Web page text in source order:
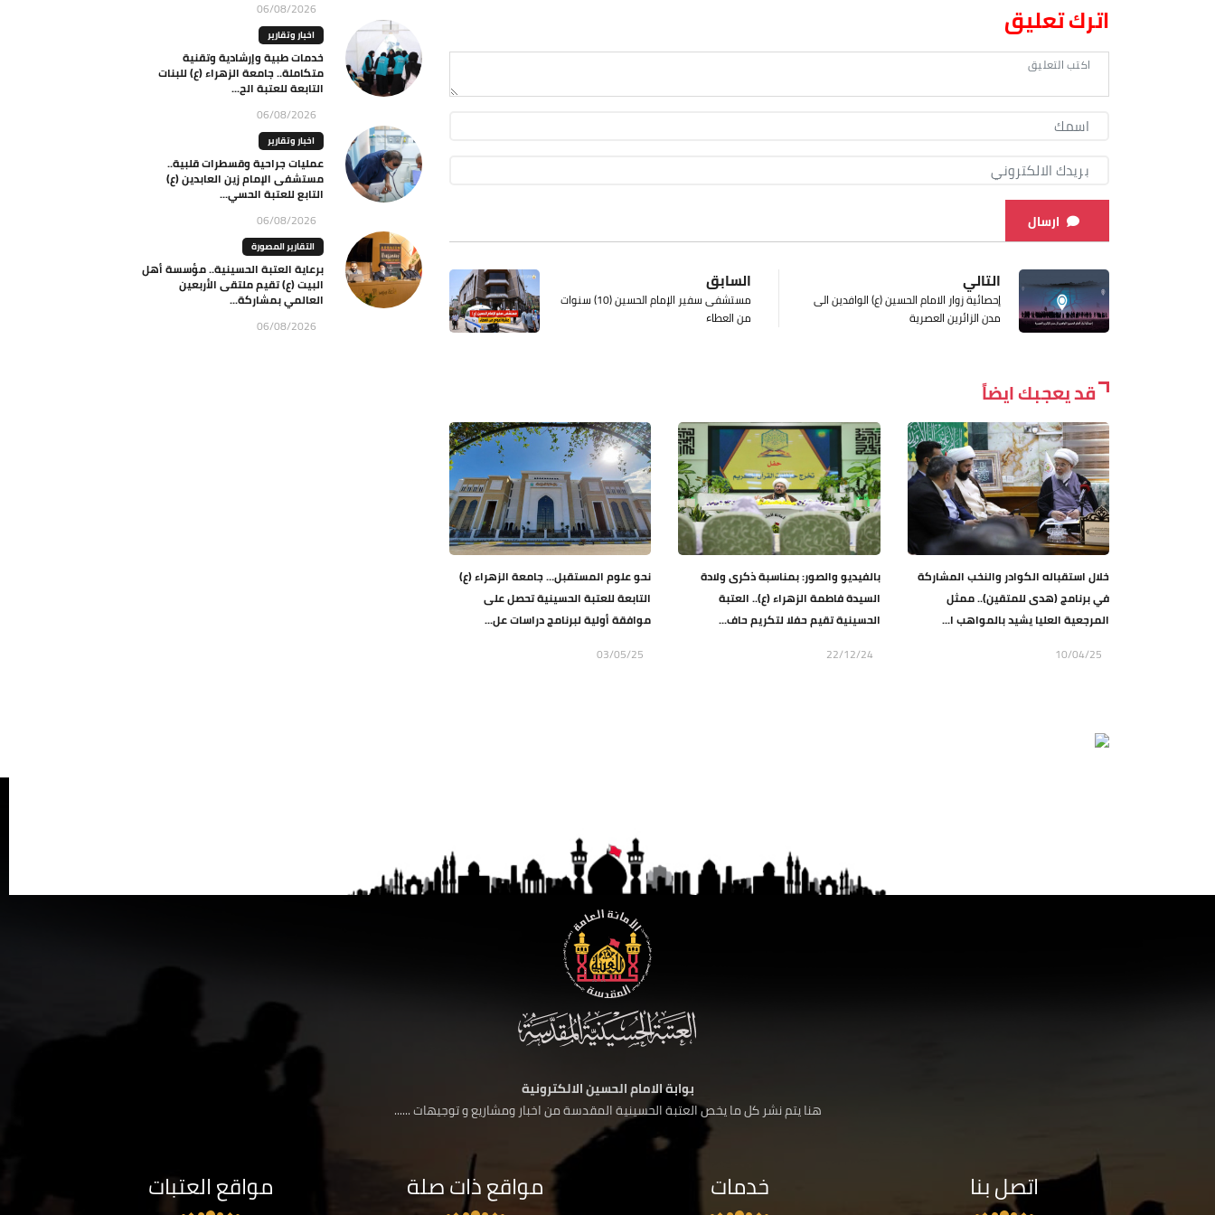
اترك تعليق
ارسال
السابق
مستشفى سفير الإمام الحسين (10) سنوات
من العطاء
التالي
إحصائية زوار الامام الحسين (ع) الوافدين الى
مدن الزائرين العصرية
قد يعجبك ايضاً
خلال استقباله الكوادر والنخب المشاركة
في برنامج (هدى للمتقين).. ممثل
المرجعية العليا يشيد بالمواهب ا...
10/04/25
بالفيديو والصور: بمناسبة ذكرى ولادة
السيدة فاطمة الزهراء (ع).. العتبة
الحسينية تقيم حفلا لتكريم حاف...
22/12/24
نحو علوم المستقبل… جامعة الزهراء (ع)
التابعة للعتبة الحسينية تحصل على
موافقة أولية لبرنامج دراسات عل...
03/05/25
06/08/2026
اخبار وتقارير
خدمات طبية وإرشادية وتقنية
متكاملة.. جامعة الزهراء (ع) للبنات
التابعة للعتبة الح...
06/08/2026
اخبار وتقارير
عمليات جراحية وقسطرات قلبية..
مستشفى الإمام زين العابدين (ع)
التابع للعتبة الحسي...
06/08/2026
التقارير المصورة
برعاية العتبة الحسينية.. مؤسسة أهل
البيت (ع) تقيم ملتقى الأربعين
العالمي بمشاركة...
06/08/2026
بوابة الامام الحسين الالكترونية
هنا يتم نشر كل ما يخص العتبة الحسينية المقدسة من اخبار ومشاريع و توجيهات ......
اتصل بنا خدمات مواقع ذات صلة مواقع العتبات